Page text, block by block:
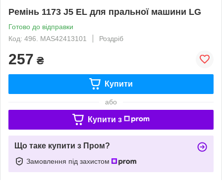
Ремінь 1173 J5 EL для пральної машини LG
Готово до відправки
Код: 496. MAS42413101
Роздріб
257 ₴
Купити
або
Купити з
Що таке купити з Пром?
Замовлення під захистом